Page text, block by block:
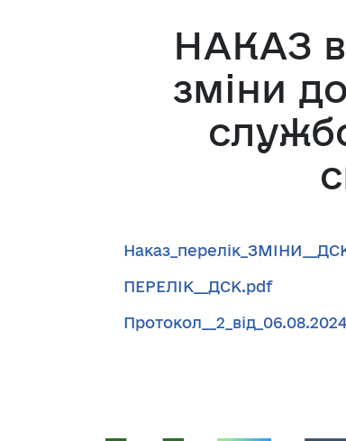
НАКАЗ
зміни
ПЕРЕЛІК__ДСК.pdf